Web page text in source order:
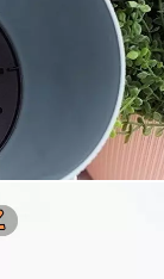
(Vorteils-Set, 1
UV-resistent,